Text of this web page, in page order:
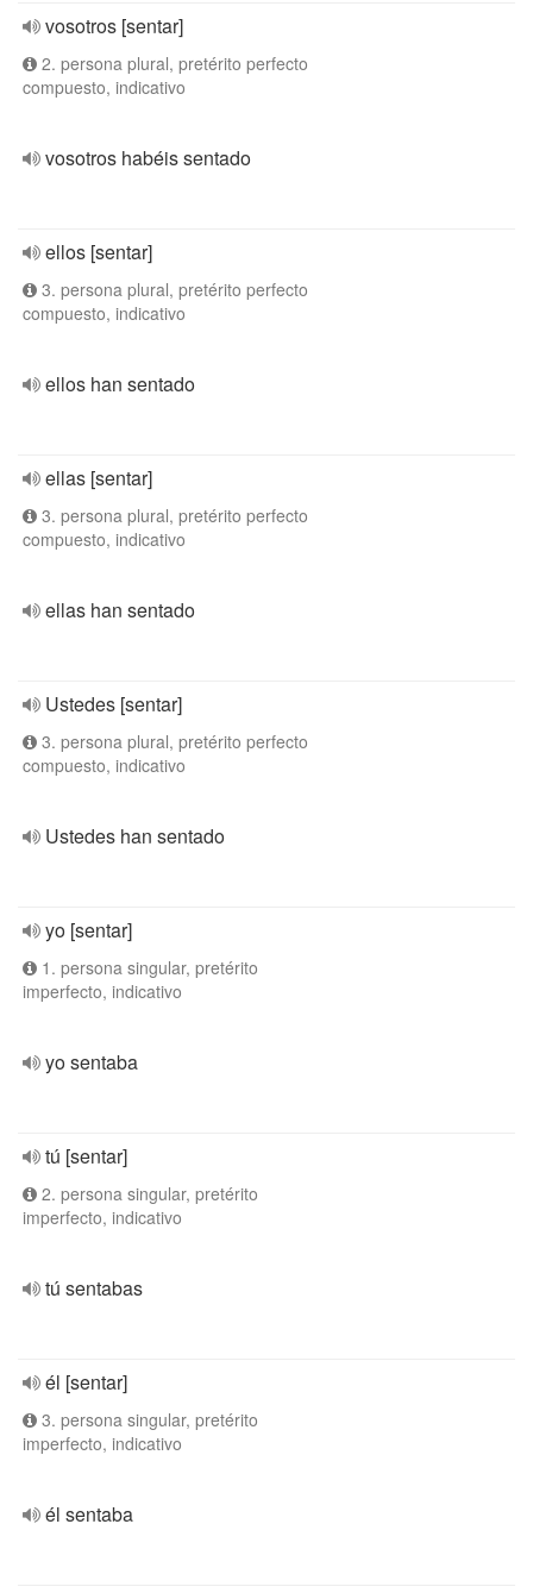
vosotros [sentar]
2. persona plural, pretérito perfecto
compuesto, indicativo
vosotros habéis sentado
ellos [sentar]
3. persona plural, pretérito perfecto
compuesto, indicativo
ellos han sentado
ellas [sentar]
3. persona plural, pretérito perfecto
compuesto, indicativo
ellas han sentado
Ustedes [sentar]
3. persona plural, pretérito perfecto
compuesto, indicativo
Ustedes han sentado
yo [sentar]
1. persona singular, pretérito
imperfecto, indicativo
yo sentaba
tú [sentar]
2. persona singular, pretérito
imperfecto, indicativo
tú sentabas
él [sentar]
3. persona singular, pretérito
imperfecto, indicativo
él sentaba